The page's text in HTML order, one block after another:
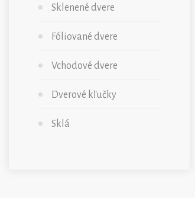
Sklenené dvere
Fóliované dvere
Vchodové dvere
Dverové kľučky
Sklá